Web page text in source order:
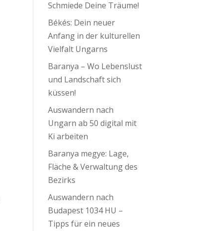
Schmiede Deine Träume!
Békés: Dein neuer
Anfang in der kulturellen
Vielfalt Ungarns
Baranya – Wo Lebenslust
und Landschaft sich
küssen!
Auswandern nach
Ungarn ab 50 digital mit
Ki arbeiten
Baranya megye: Lage,
Fläche & Verwaltung des
Bezirks
Auswandern nach
Budapest 1034 HU –
Tipps für ein neues